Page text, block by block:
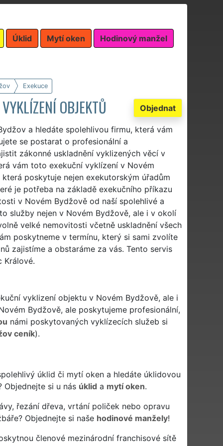
Úklid Mytí oken Hodinový manžel
Exekuce
Objednat
OBJEKTŮ
a hledáte spolehlivou firmu, která vám
se postarat o profesionální a
zákonné uskladnění vyklizených věcí v
vám toto exekuční vyklízení v Novém
poskytuje nejen exekutorským úřadům
je potřeba na základě exekučního příkazu
v Novém Bydžově od naší spolehlivé a
služby nejen v Novém Bydžově, ale i v okolí
velké nemovitosti včetně uskladnění všech
poskytneme v termínu, který si sami zvolíte
zajistíme a obstaráme za vás. Tento servis
Králové.
vyklizení objektu v Novém Bydžově, ale i
Bydžově, ale poskytujeme profesionální,
námi poskytovaných vyklízecích služeb si
ceník).
úklid či mytí oken a hledáte úklidovou
si u nás úklid a mytí oken.
řezání dřeva, vrtání poliček nebo opravu
Objednejte si naše hodinové manžely!
členové mezinárodní franchisové sítě